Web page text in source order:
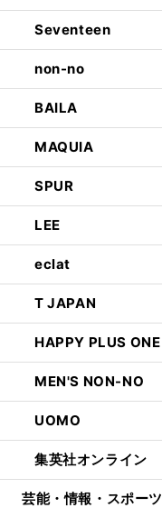
Seventeen
non-no
BAILA
MAQUIA
SPUR
LEE
eclat
T JAPAN
HAPPY PLUS ONE
MEN'S NON-NO
UOMO
集英社オンライン
芸能・情報・スポーツ